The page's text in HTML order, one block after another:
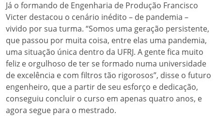
Já o formando de Engenharia de Produção Francisco
Victer destacou o cenário inédito – de pandemia –
vivido por sua turma. “Somos uma geração persistente,
que passou por muita coisa, entre elas uma pandemia,
uma situação única dentro da UFRJ. A gente fica muito
feliz e orgulhoso de ter se formado numa universidade
de excelência e com filtros tão rigorosos”, disse o futuro
engenheiro, que a partir de seu esforço e dedicação,
conseguiu concluir o curso em apenas quatro anos, e
agora segue para o mestrado.